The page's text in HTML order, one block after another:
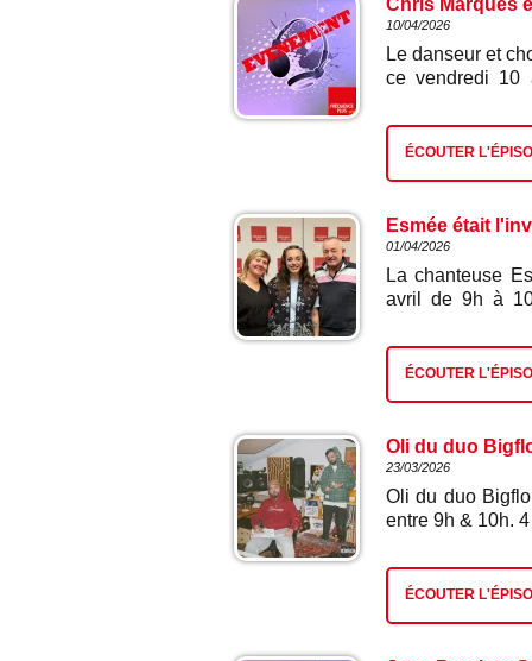
Chris Marques
10/04/2026
Le danseur et
ce vendredi 10
en Côte-d'Or»
Dijon. Un salon
animé par
ÉCOUTER
Esmée était
01/04/2026
La chanteuse
avril de 9h à
artiste de 23
syndrome de
«Gilou» pour en
refuge, puis une
artistes
puissante,
"Memento"
"La vie change"
single «
et un nouveau
ÉCOUTER
Oli du duo
23/03/2026
Oli du duo
entre 9h & 10h.
13 nouvelles
ans de
« le moins
ÉCOUTER